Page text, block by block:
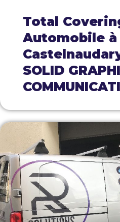
Total
Automobile à
SOLID